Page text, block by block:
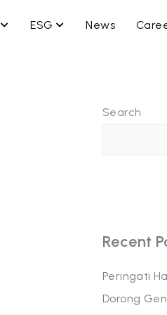
OPEN BISNIS KAMI
ESG OPEN ESG
News
Search
Recent
Peringati
Dorong